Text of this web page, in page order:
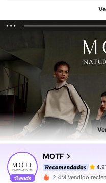
MOTF
2.4M Vendido